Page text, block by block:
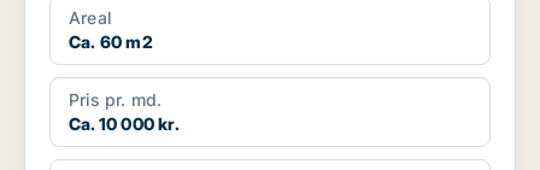
Areal
Ca. 60 m2
Pris pr. md.
Ca. 10 000 kr.